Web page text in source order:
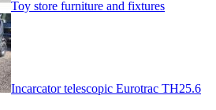
Toy store furniture and fixtures
Incarcator telescopic Eurotrac TH25.6